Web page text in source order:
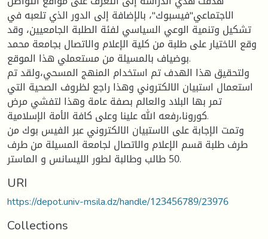
الاجتماعي"فيسبوك"، بالإضافة إلى الدور الذي تلعبه في
تشكيل وتنمية الوعي السياسي لفئة الطلبة الجامعيين، وقد
وقع الاختيار على طلبة من كلية الإعلام والاتصال بجامعة محمد
بوضياف بالمسيلة من مستعملي هذا الموقع.
ولتحقيق هذا الهدف تم استخدام المنهج المسحي،ولقد تم
استعمال استبيان الالكتروني وهذا راجع لظروف الصحية التي
تمر بها البلاد والعالم بصفة عامة وهذا لتفشي مرض
كورونا،رفعه الله علينا وعلى كافة الأمة الإسلامية.
وتمت الإجابة على الاستبيان الالكتروني عبر الفيس بوك من
طرف طلبة قسم الإعلام والاتصال لجامعة المسيلة من طرف
50 طالب وطالبة لطور الليسانس و الماستر.
URI
https://depot.univ-msila.dz/handle/123456789/23976
Collections